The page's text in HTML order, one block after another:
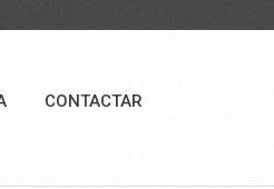
CONTACTAR